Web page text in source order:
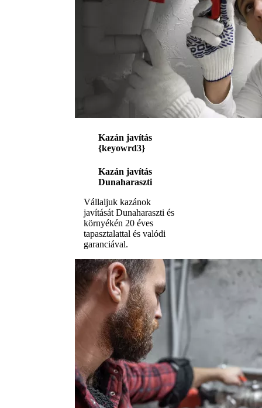
Kazán javítás
{keyowrd3}
Kazán javítás
Dunaharaszti
Vállaljuk kazánok
javítását Dunaharaszti és
környékén 20 éves
tapasztalattal és valódi
garanciával.